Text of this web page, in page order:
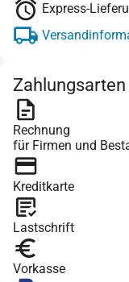
Express-
Zahlungsarten
Rechnung
für Firmen und
Kreditkarte
Lastschrift
Vorkasse